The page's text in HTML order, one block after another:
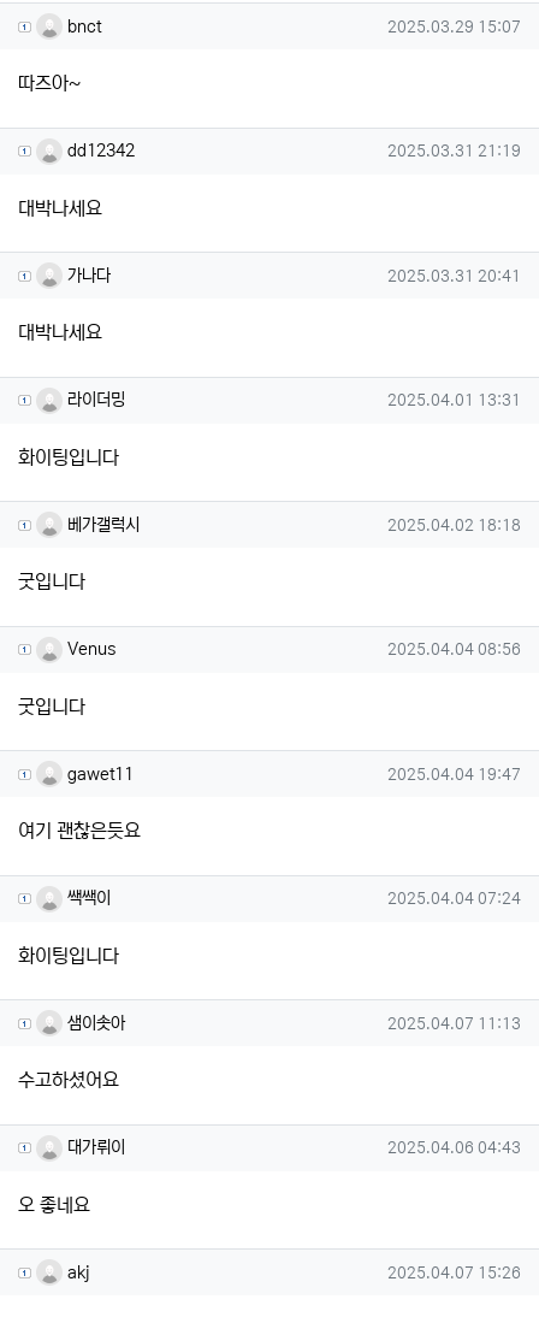
bnct님의 댓글
bnct 작성일
2025.03.29 15:07
따즈아~
dd12342님의 댓글
dd12342 작성일
2025.03.31 21:19
대박나세요
가나다님의 댓글
가나다 작성일
2025.03.31 20:41
대박나세요
라이더밍님의 댓글
라이더밍 작성일
2025.04.01 13:31
화이팅입니다
베가갤럭시님의 댓글
베가갤럭시 작성일
2025.04.02 18:18
굿입니다
Venus님의 댓글
Venus 작성일
2025.04.04 08:56
굿입니다
gawet11님의 댓글
gawet11 작성일
2025.04.04 19:47
여기 괜찮은듯요
쌕쌕이님의 댓글
쌕쌕이 작성일
2025.04.04 07:24
화이팅입니다
샘이솟아님의 댓글
샘이솟아 작성일
2025.04.07 11:13
수고하셨어요
대가뤼이님의 댓글
대가뤼이 작성일
2025.04.06 04:43
오 좋네요
akj님의 댓글
akj 작성일
2025.04.07 15:26